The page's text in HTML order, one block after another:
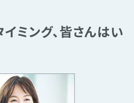
ミング、皆さんはい